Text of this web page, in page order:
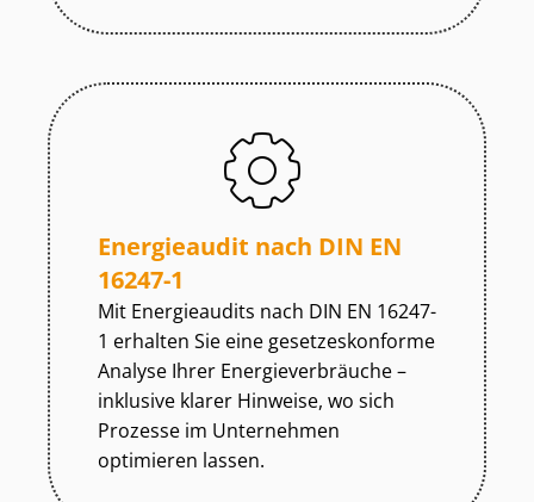
Energieaudit nach DIN EN
16247-1
Mit Energieaudits nach DIN EN 16247-
1 erhalten Sie eine ge­set­zes­kon­for­me
Analyse Ihrer En­er­gie­ver­bräu­che –
inklusive klarer Hinweise, wo sich
Prozesse im Unternehmen
optimieren lassen.